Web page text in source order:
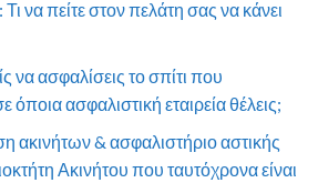
να πείτε στον πελάτη σας να κάνει
να ασφαλίσεις το σπίτι που
όποια ασφαλιστική εταιρεία θέλεις;
ακινήτων & ασφαλιστήριο αστικής
Ακινήτου που ταυτόχρονα είναι